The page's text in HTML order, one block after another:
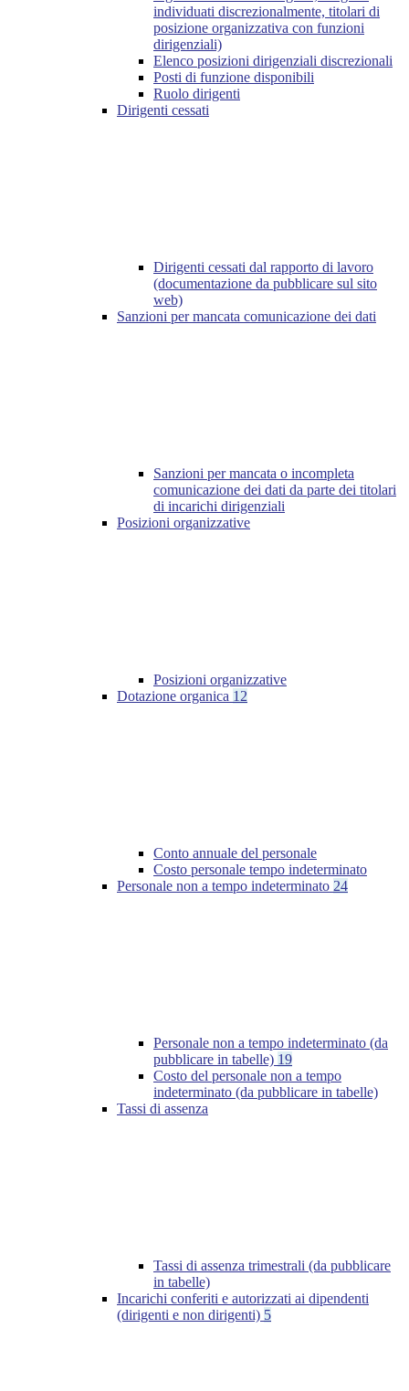
individuati discrezionalmente, titolari di
posizione organizzativa con funzioni
dirigenziali)
Elenco posizioni dirigenziali discrezionali
Posti di funzione disponibili
Ruolo dirigenti
Dirigenti cessati
Dirigenti cessati dal rapporto di lavoro
(documentazione da pubblicare sul sito
web)
Sanzioni per mancata comunicazione dei dati
Sanzioni per mancata o incompleta
comunicazione dei dati da parte dei titolari
di incarichi dirigenziali
Posizioni organizzative
Posizioni organizzative
Dotazione organica 12
Conto annuale del personale
Costo personale tempo indeterminato
Personale non a tempo indeterminato 24
Personale non a tempo indeterminato (da
pubblicare in tabelle) 19
Costo del personale non a tempo
indeterminato (da pubblicare in tabelle)
Tassi di assenza
Tassi di assenza trimestrali (da pubblicare
in tabelle)
Incarichi conferiti e autorizzati ai dipendenti
(dirigenti e non dirigenti) 5